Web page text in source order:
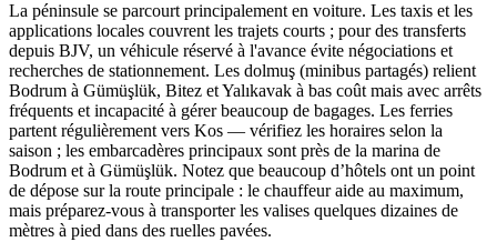
La péninsule se parcourt principalement en voiture. Les taxis et les
applications locales couvrent les trajets courts ; pour des transferts
depuis BJV, un véhicule réservé à l'avance évite négociations et
recherches de stationnement. Les dolmuş (minibus partagés) relient
Bodrum à Gümüşlük, Bitez et Yalıkavak à bas coût mais avec arrêts
fréquents et incapacité à gérer beaucoup de bagages. Les ferries
partent régulièrement vers Kos — vérifiez les horaires selon la
saison ; les embarcadères principaux sont près de la marina de
Bodrum et à Gümüşlük. Notez que beaucoup d’hôtels ont un point
de dépose sur la route principale : le chauffeur aide au maximum,
mais préparez-vous à transporter les valises quelques dizaines de
mètres à pied dans des ruelles pavées.